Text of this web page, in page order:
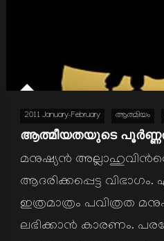
2011 January-February ആത്മിയം
ആത്മീയതയുടെ
മനുഷ്യന്‍
ആദരിക്കപ്പെട്ട
ഇത്രമാത്രം പവിത്രത
ലഭിക്കാന്‍ കാരണം.